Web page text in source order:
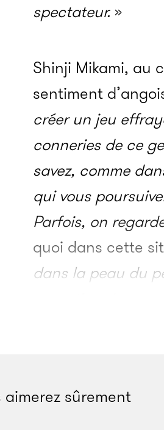
spectateur.»
Shinji Mikami, au
sentiment
créer un jeu
conneries de ce
savez, comme
qui vous
Parfois, on
quoi dans cette
dans la peau du
sensation de
Dès lors, le gros
aimerez sûrement